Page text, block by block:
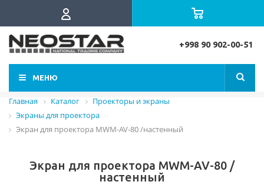
+998 90 902-00-51
МЕНЮ
Главная Каталог
Проекторы и экраны
Экраны для проектора
Экран для проектора MWM-AV-80 /настенный
Экран для проектора MWM-AV-80 /
настенный